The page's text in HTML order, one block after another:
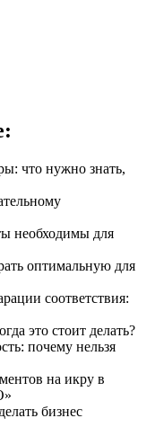
что нужно знать,
необходимы для
оптимальную для
соответствия:
это стоит делать?
почему нельзя
на икру в
бизнес